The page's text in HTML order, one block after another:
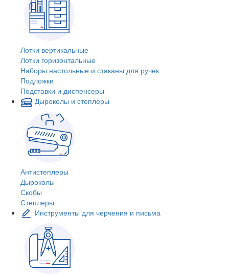
Лотки вертикальные
Лотки горизонтальные
Наборы настольные и стаканы для ручек
Подложки
Подставки и диспенсеры
Дыроколы и степлеры
Антистеплеры
Дыроколы
Скобы
Степлеры
Инструменты для черчения и письма